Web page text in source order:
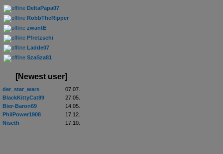
DeltaPapa07
RobbTheRipper
zwantE
Pfretzschi
Ladde07
SzaSza81
[Newest user]
der_star_wars
07.07.
BlackKittyCat89
27.05.
Bier-Baron69
14.05.
PhilPower1908
17.12.
Niseth
17.10.